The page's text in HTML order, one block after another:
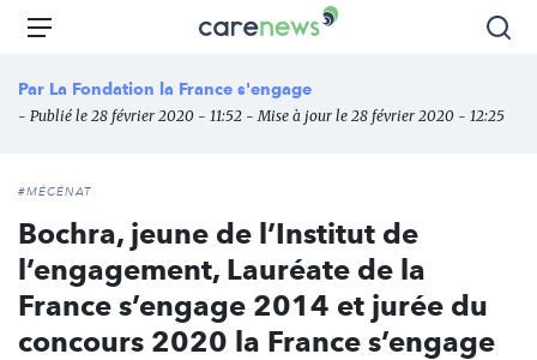
Aller
principal
Carenews,
média
des
Menu
Par La Fondation la France s'engage
- Publié le 28 février 2020 - 11:52 - Mise à jour le 28 février 2020 - 12:25
#MÉCÉNAT
Bochra, jeune de l’Institut de
l’engagement, Lauréate de la
France s’engage 2014 et jurée du
concours 2020 la France s’engage